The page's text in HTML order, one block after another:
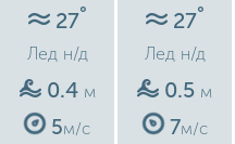
27°
Лед н/д
0.4 м
5м/с
27°
Лед н/д
0.5 м
7м/с